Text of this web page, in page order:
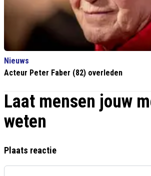
Nieuws
Acteur Peter Faber (82) overleden
Laat mensen jouw
weten
Plaats reactie